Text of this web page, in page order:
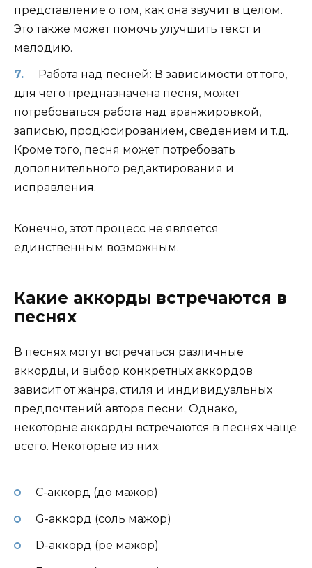
представление о том, как она звучит в целом.
Это также может помочь улучшить текст и
мелодию.
Работа над песней: В зависимости от того,
для чего предназначена песня, может
потребоваться работа над аранжировкой,
записью, продюсированием, сведением и т.д.
Кроме того, песня может потребовать
дополнительного редактирования и
исправления.
Конечно, этот процесс не является
единственным возможным.
Какие аккорды встречаются в
песнях
В песнях могут встречаться различные
аккорды, и выбор конкретных аккордов
зависит от жанра, стиля и индивидуальных
предпочтений автора песни. Однако,
некоторые аккорды встречаются в песнях чаще
всего. Некоторые из них:
C-аккорд (до мажор)
G-аккорд (соль мажор)
D-аккорд (ре мажор)